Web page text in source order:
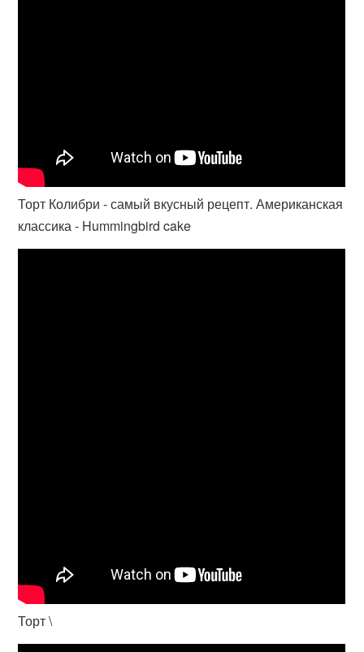
Торт Колибри - самый вкусный рецепт. Американская
классика - Hummingbird cake
Торт \